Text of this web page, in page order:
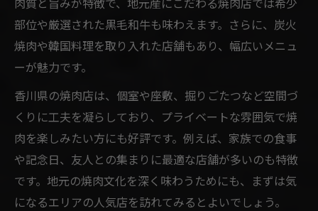
部位や厳選された黒毛和牛も味わえます。さらに、炭火
焼肉や韓国料理を取り入れた店舗もあり、幅広いメニュ
ーが魅力です。
香川県の焼肉店は、個室や座敷、掘りごたつなど空間づ
くりに工夫を凝らしており、プライベートな雰囲気で焼
肉を楽しみたい方にも好評です。例えば、家族での食事
や記念日、友人との集まりに最適な店舗が多いのも特徴
です。地元の焼肉文化を深く味わうためにも、まずは気
になるエリアの人気店を訪れてみるとよいでしょう。